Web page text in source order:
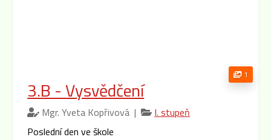
1
3.B - Vysvědčení
Mgr. Yveta Kopřivová |
I. stupeň
Poslední den ve škole